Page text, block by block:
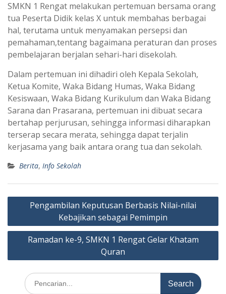
SMKN 1 Rengat melakukan pertemuan bersama orang
tua Peserta Didik kelas X untuk membahas berbagai
hal, terutama untuk menyamakan persepsi dan
pemahaman,tentang bagaimana peraturan dan proses
pembelajaran berjalan sehari-hari disekolah.
Dalam pertemuan ini dihadiri oleh Kepala Sekolah,
Ketua Komite, Waka Bidang Humas, Waka Bidang
Kesiswaan, Waka Bidang Kurikulum dan Waka Bidang
Sarana dan Prasarana, pertemuan ini dibuat secara
bertahap perjurusan, sehingga informasi diharapkan
terserap secara merata, sehingga dapat terjalin
kerjasama yang baik antara orang tua dan sekolah.
Berita, Info Sekolah
Post
navigation
Pengambilan Keputusan Berbasis Nilai-nilai
Kebajikan sebagai Pemimpin
Ramadan ke-9, SMKN 1 Rengat Gelar Khatam
Quran
Search
for: